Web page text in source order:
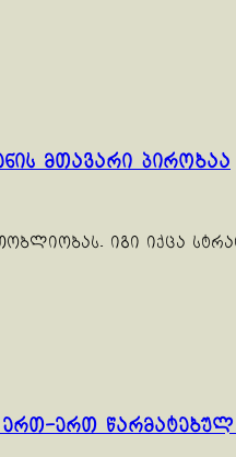
მთავარი პირობაა
იგი იქცა
ერთ-ერთ